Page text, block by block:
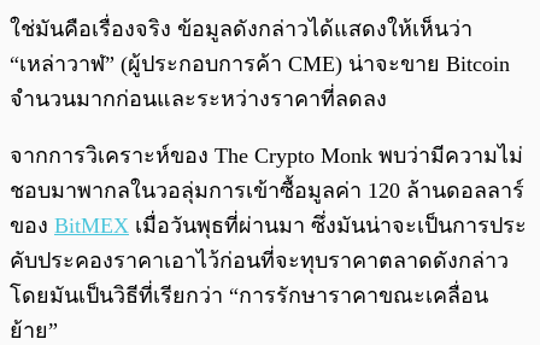
ใช่มันคือเรื่องจริง ข้อมูลดังกล่าวได้แสดงให้เห็นว่า
“เหล่าวาฬ” (ผู้ประกอบการค้า CME) น่าจะขาย Bitcoin
จำนวนมากก่อนและระหว่างราคาที่ลดลง
จากการวิเคราะห์ของ The Crypto Monk พบว่ามีความไม่
ชอบมาพากลในวอลุ่มการเข้าซื้อมูลค่า 120 ล้านดอลลาร์
ของ BitMEX เมื่อวันพุธที่ผ่านมา ซึ่งมันน่าจะเป็นการประ
คับประคองราคาเอาไว้ก่อนที่จะทุบราคาตลาดดังกล่าว
โดยมันเป็นวิธีที่เรียกว่า “การรักษาราคาขณะเคลื่อน
ย้าย”